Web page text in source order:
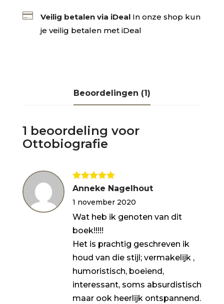
 Veilig betalen via iDeal In onze shop kun
je veilig betalen met iDeal
Beoordelingen (1)
1 beoordeling voor
Ottobiografie
Gewaardeerd
Anneke Nagelhout
1 november 2020
Wat heb ik genoten van dit
boek!!!!!
Het is prachtig geschreven ik
houd van die stijl; vermakelijk ,
humoristisch, boeiend,
interessant, soms absurdistisch
maar ook heerlijk ontspannend.